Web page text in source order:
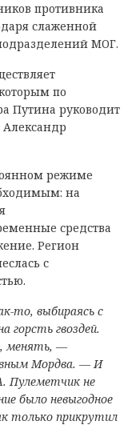
противника
слаженной
МОГ.
по
Путина руководит
Александр
режиме
на
средства
Регион
с
то, выбираясь с
горсть гвоздей.
менять, —
Мордва. — И
Пулеметчик не
было невыгодное
только прикрутил